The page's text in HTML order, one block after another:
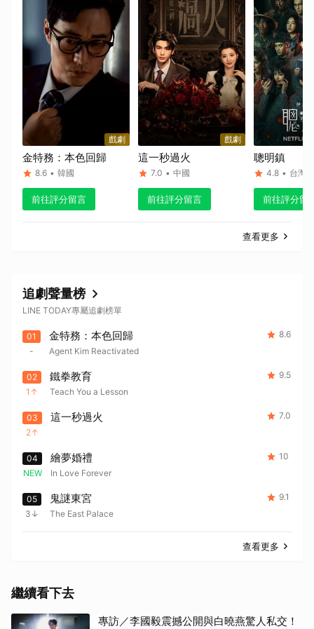
戲劇
金特務：本色回歸
8.6 • 韓國
前往評分留言
戲劇
這一秒過火
7.0 • 中國
前往評分留言
聰明鎮
4.8 • 台灣
前往評分留
查看更多
追劇聲量榜
LINE TODAY專屬追劇榜單
01
-
金特務：本色回歸
Agent Kim Reactivated
8.6
02
1
鐵拳教育
Teach You a Lesson
9.5
03
2
這一秒過火 7.0
04
NEW
繪夢婚禮
In Love Forever
10
05
3
鬼謎東宮
The East Palace
9.1
查看更多
繼續看下去
專訪／李國毅震撼公開與白曉燕驚人私交！